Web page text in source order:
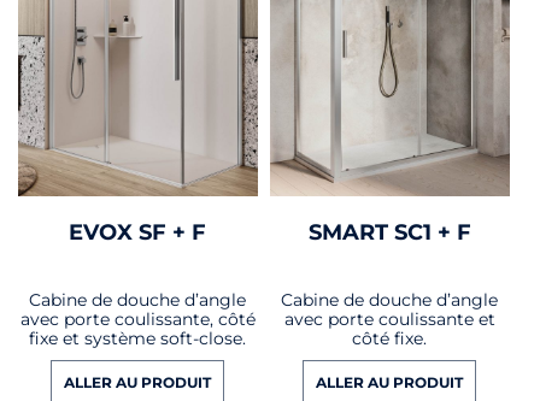
EVOX SF + F
Cabine de douche d’angle
avec porte coulissante, côté
fixe et système soft-close.
ALLER AU PRODUIT
SMART SC1 + F
Cabine de douche d’angle
avec porte coulissante et
côté fixe.
ALLER AU PRODUIT